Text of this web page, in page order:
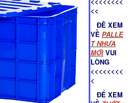
<<
ĐÊ XEM
VỀ PALLE
T NHỰA
MỚIVUI
LÒNG
<<<<<<<<
<
ĐỂ XEM